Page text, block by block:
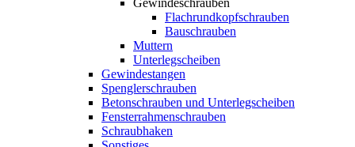
Gewindeschrauben
Flachrundkopfschrauben
Bauschrauben
Muttern
Unterlegscheiben
Gewindestangen
Spenglerschrauben
Betonschrauben und Unterlegscheiben
Fensterrahmenschrauben
Schraubhaken